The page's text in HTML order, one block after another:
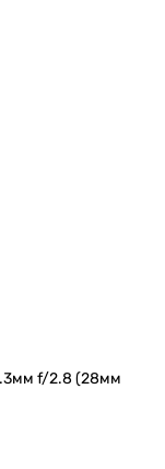
f/2.8 (28мм